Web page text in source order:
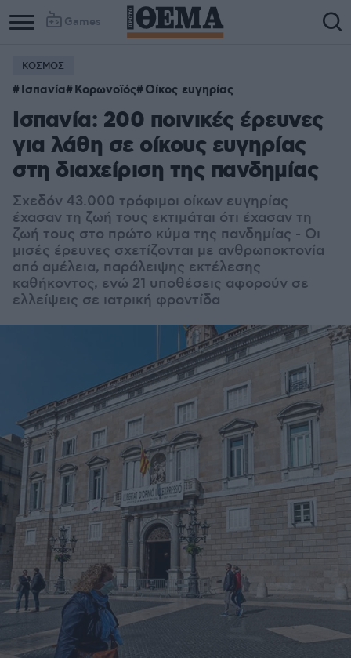
Games
ΚΟΣΜΟΣ
Ισπανία Κορωνοϊός Οίκος ευγηρίας
Ισπανία: 200 ποινικές έρευνες
για λάθη σε οίκους ευγηρίας
στη διαχείριση της πανδημίας
Σχεδόν 43.000 τρόφιμοι οίκων ευγηρίας
έχασαν τη ζωή τους εκτιμάται ότι έχασαν τη
ζωή τους στο πρώτο κύμα της πανδημίας - Οι
μισές έρευνες σχετίζονται με ανθρωποκτονία
από αμέλεια, παράλειψης εκτέλεσης
καθήκοντος, ενώ 21 υποθέσεις αφορούν σε
ελλείψεις σε ιατρική φροντίδα